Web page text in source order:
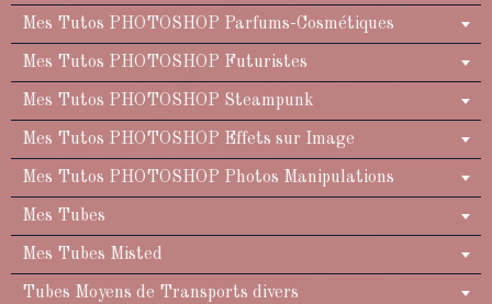
Mes Tutos PHOTOSHOP Parfums-Cosmétiques
Mes Tutos PHOTOSHOP Futuristes
Mes Tutos PHOTOSHOP Steampunk
Mes Tutos PHOTOSHOP Effets sur Image
Mes Tutos PHOTOSHOP Photos Manipulations
Mes Tubes
Mes Tubes Misted
Tubes Moyens de Transports divers